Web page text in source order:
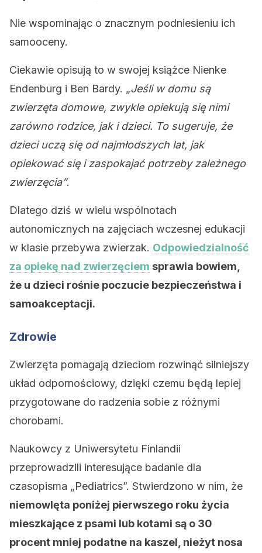
Nie wspominając o znacznym podniesieniu ich
samooceny.
Ciekawie opisują to w swojej książce Nienke
Endenburg i Ben Bardy. „Jeśli w domu są
zwierzęta domowe, zwykle opiekują się nimi
zarówno rodzice, jak i dzieci. To sugeruje, że
dzieci uczą się od najmłodszych lat, jak
opiekować się i zaspokajać potrzeby zależnego
zwierzęcia”.
Dlatego dziś w wielu wspólnotach
autonomicznych na zajęciach wczesnej edukacji
w klasie przebywa zwierzak. Odpowiedzialność
za opiekę nad zwierzęciem sprawia bowiem,
że u dzieci ​​rośnie poczucie bezpieczeństwa i
samoakceptacji.
Zdrowie
Zwierzęta pomagają dzieciom rozwinąć silniejszy
układ odpornościowy, dzięki czemu będą lepiej
przygotowane do radzenia sobie z różnymi
chorobami.
Naukowcy z Uniwersytetu Finlandii
przeprowadzili interesujące badanie dla
czasopisma „Pediatrics”. Stwierdzono w nim, że
niemowlęta poniżej pierwszego roku życia
mieszkające z psami lub kotami są o 30
procent mniej podatne na kaszel, nieżyt nosa